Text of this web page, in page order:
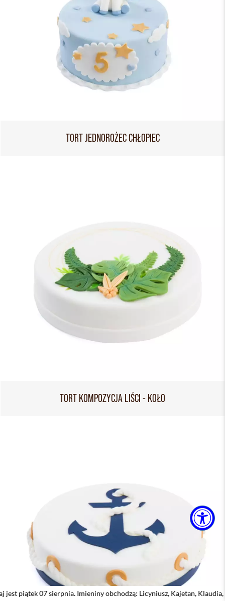
TORT JEDNOROŻEC CHŁOPIEC
TORT KOMPOZYCJA LIŚCI - KOŁO
Imieniny obchodzą: Licyniusz, Kajetan, Klaudia, Dobiemir,